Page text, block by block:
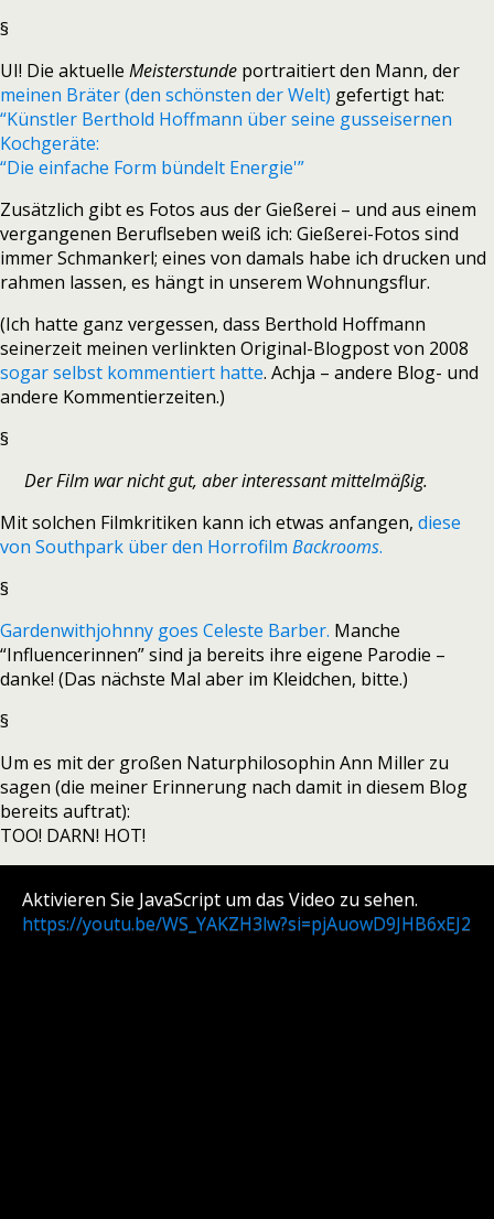
§
UI! Die aktuelle Meisterstunde portraitiert den Mann, der
meinen Bräter (den schönsten der Welt) gefertigt hat:
“Künstler Berthold Hoffmann über seine gusseisernen
Kochgeräte:
“Die einfache Form bündelt Energie'”
Zusätzlich gibt es Fotos aus der Gießerei – und aus einem
vergangenen Beruflseben weiß ich: Gießerei-Fotos sind
immer Schmankerl; eines von damals habe ich drucken und
rahmen lassen, es hängt in unserem Wohnungsflur.
(Ich hatte ganz vergessen, dass Berthold Hoffmann
seinerzeit meinen verlinkten Original-Blogpost von 2008
sogar selbst kommentiert hatte. Achja – andere Blog- und
andere Kommentierzeiten.)
§
Der Film war nicht gut, aber interessant mittelmäßig.
Mit solchen Filmkritiken kann ich etwas anfangen, diese
von Southpark über den Horrofilm Backrooms.
§
Gardenwithjohnny goes Celeste Barber. Manche
“Influencerinnen” sind ja bereits ihre eigene Parodie –
danke! (Das nächste Mal aber im Kleidchen, bitte.)
§
Um es mit der großen Naturphilosophin Ann Miller zu
sagen (die meiner Erinnerung nach damit in diesem Blog
bereits auftrat):
TOO! DARN! HOT!
Aktivieren Sie JavaScript um das Video zu sehen.
https://youtu.be/WS_YAKZH3lw?si=pjAuowD9JHB6xEJ2